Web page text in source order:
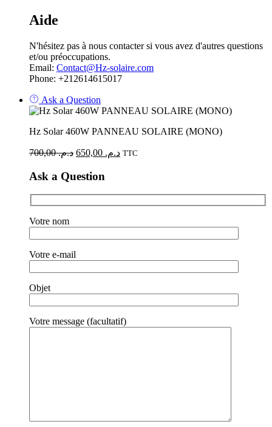
Aide
N'hésitez pas à nous contacter si vous avez d'autres questions
et/ou préoccupations.
Email: Contact@Hz-solaire.com
Phone: +212614615017
Ask a Question
Hz Solar 460W PANNEAU SOLAIRE (MONO)
د.م.700,00 د.م. TTC
Ask a Question
Votre nom
Votre e-mail
Objet
Votre message (facultatif)